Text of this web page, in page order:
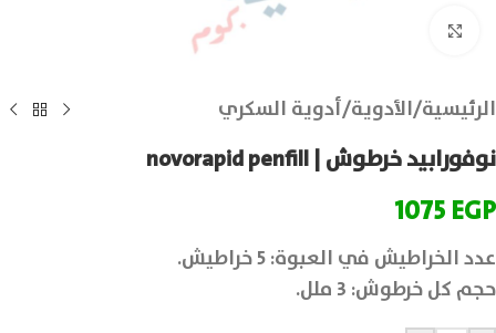
الرئيسية/الأدوية/أدوية السكري
نوفورابيد خرطوش | novorapid penfill
1075EGP
عدد الخراطيش في العبوة: 5 خراطيش.
حجم كل خرطوش: 3 ملل.